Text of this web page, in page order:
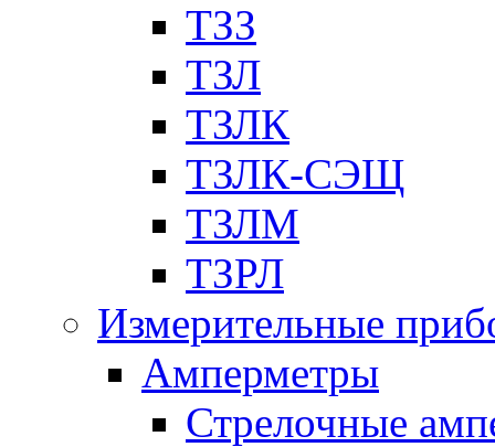
ТЗЗ
ТЗЛ
ТЗЛК
ТЗЛК-СЭЩ
ТЗЛМ
ТЗРЛ
Измерительные
Амперметры
Стрелочные